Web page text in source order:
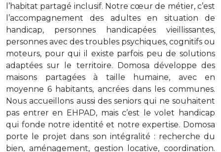
l’habitat partagé inclusif. Notre cœur de métier, c’est
l’accompagnement des adultes en situation de
handicap, personnes handicapées vieillissantes,
personnes avec des troubles psychiques, cognitifs ou
moteurs, pour qui il existe parfois peu de solutions
adaptées sur le territoire. Domosa développe des
maisons partagées à taille humaine, avec en
moyenne 6 habitants, ancrées dans les communes.
Nous accueillons aussi des seniors qui ne souhaitent
pas entrer en EHPAD, mais c’est le volet handicap
qui fonde notre identité et notre expertise. Domosa
porte le projet dans son intégralité : recherche du
bien, aménagement, gestion locative, coordination.